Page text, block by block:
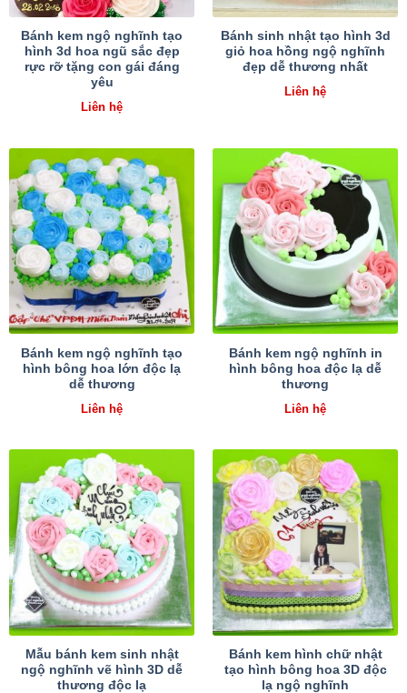
Bánh kem ngộ nghĩnh tạo
hình 3d hoa ngũ sắc đẹp
rực rỡ tặng con gái đáng
yêu
Liên hệ
Bánh sinh nhật tạo hình 3d
giỏ hoa hồng ngộ nghĩnh
đẹp dễ thương nhất
Liên hệ
Bánh kem ngộ nghĩnh tạo
hình bông hoa lớn độc lạ
dễ thương
Liên hệ
Bánh kem ngộ nghĩnh in
hình bông hoa độc lạ dễ
thương
Liên hệ
Mẫu bánh kem sinh nhật
ngộ nghĩnh vẽ hình 3D dễ
thương độc lạ
Bánh kem hình chữ nhật
tạo hình bông hoa 3D độc
lạ ngộ nghĩnh